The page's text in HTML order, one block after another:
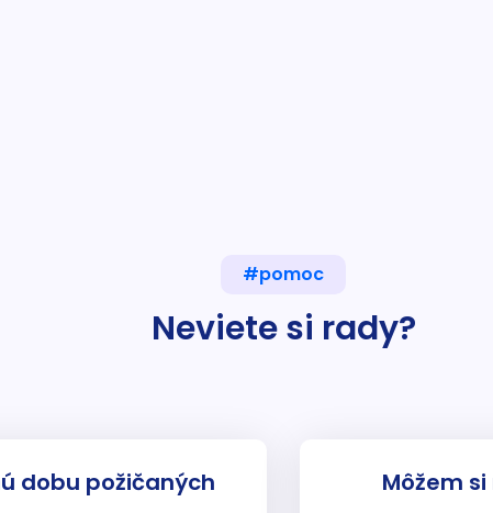
#pomoc
Neviete si rady?
dobu požičaných
Môžem